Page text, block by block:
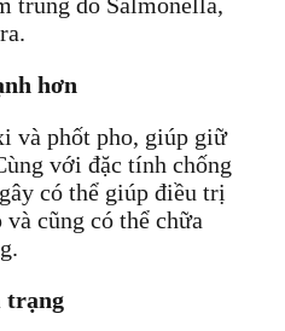
hơn
và phốt pho, giúp giữ
với đặc tính chống
có thể giúp điều trị
cũng có thể chữa
trạng